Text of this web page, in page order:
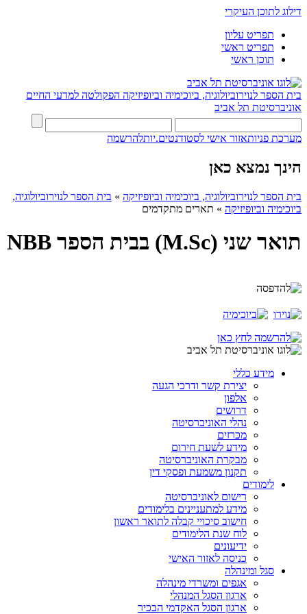
דילוג לתוכן העיקרי
תפריט עליון
תפריט ראשי
תוכן ראשי
בית הספר לנוירוביולוגיה, ביוכימיה וביופיזיקה הפקולטה למדעי החיים
אוניברסיטת תל אביב
מערכת פניותאזור אישי לסטודנטים.יותלהרשמה
הינך נמצא כאן
בית הספר לנוירוביולוגיה, ביוכימיה וביופיזיקה » בית הספר לנוירוביולוגיה,
ביוכימיה וביופיזיקה » תארים מתקדמים
תואר שני (M.Sc) בבית הספר NBB
מידע כללי
יצירת קשר ודרכי הגעה
אלפון
דרושים
נהלי האוניברסיטה
מכרזים
מידע לשעת חירום
מבקרת האוניברסיטה
תקנון משמעת ופסקי דין
לימודים
רישום לאוניברסיטה
מידע למתעניינים בלימודים
חישוב סיכויי קבלה לתואר ראשון
לוח שנת הלימודים
ידיעונים
כניסה לאזור האישי
סגל ומינהלה
אגפים ומשרדי מינהלה
ארגון הסגל המנהלי
ארגון הסגל האקדמי הבכיר